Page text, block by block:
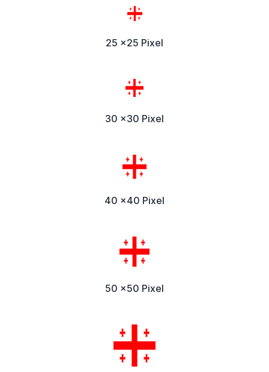
25 x25 Pixel
30 x30 Pixel
40 x40 Pixel
50 x50 Pixel